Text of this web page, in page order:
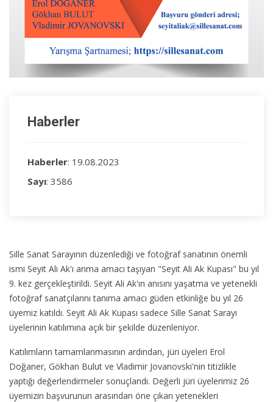
Haberler
Haberler: 19.08.2023
Sayı: 3586
Sille Sanat Sarayının düzenlediği ve fotoğraf sanatının önemli
ismi Seyit Ali Ak'ı anma amacı taşıyan "Seyit Ali Ak Kupası" bu yıl
9. kez gerçekleştirildi. Seyit Ali Ak'ın anısını yaşatma ve yetenekli
fotoğraf sanatçılarını tanıma amacı güden etkinliğe bu yıl 26
üyemiz katıldı. Seyit Ali Ak Kupası sadece Sille Sanat Sarayı
üyelerinin katılımına açık bir şekilde düzenleniyor.
Katılımların tamamlanmasının ardından, jüri üyeleri Erol
Doğaner, Gökhan Bulut ve Vladimir Jovanovski'nin titizlikle
yaptığı değerlendirmeler sonuçlandı. Değerli jüri üyelerimiz 26
üyemizin başvurunun arasından öne çıkan yetenekleri